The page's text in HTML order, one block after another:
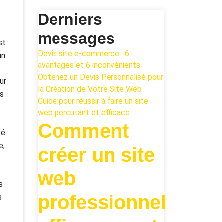
Derniers
messages
Devis site e-commerce : 6
avantages et 6 inconvénients
Obtenez un Devis Personnalisé pour
la Création de Votre Site Web
Guide pour réussir à faire un site
web percutant et efficace
Comment
créer un site
web
professionnel